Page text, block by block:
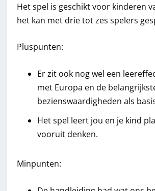
Het spel is geschikt voor kinderen
het kan met drie tot zes spelers
Pluspunten:
Er zit ook nog wel een
met Europa en de
bezienswaardigheden als
Het spel leert jou en je kind
vooruit denken.
Minpunten: